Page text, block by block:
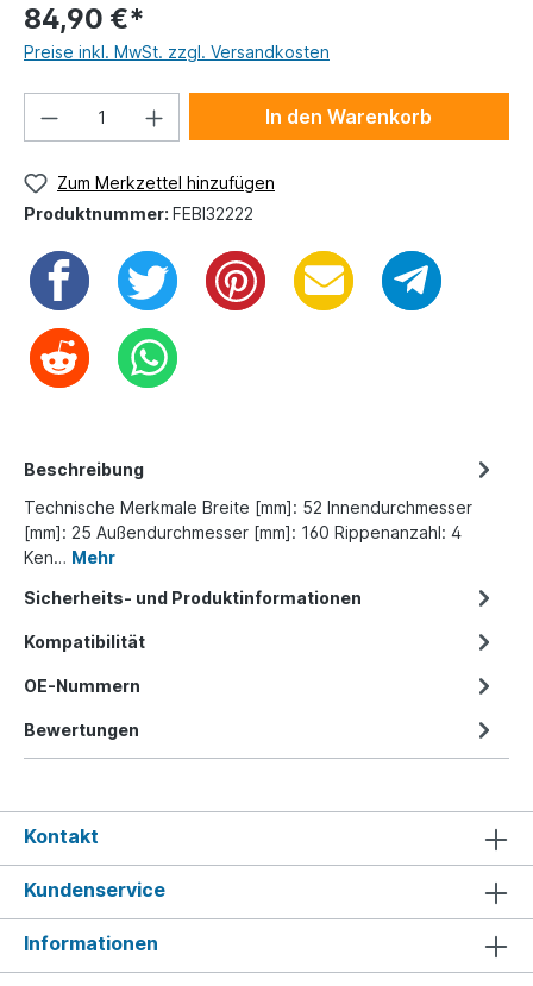
84,90 €*
Preise inkl. MwSt. zzgl. Versandkosten
In den Warenkorb
Zum Merkzettel hinzufügen
Produktnummer: FEBI32222
Beschreibung
Technische Merkmale Breite [mm]: 52 Innendurchmesser
[mm]: 25 Außendurchmesser [mm]: 160 Rippenanzahl: 4
Ken… Mehr
Sicherheits- und Produktinformationen
Kompatibilität
OE-Nummern
Bewertungen
Kontakt
Kundenservice
Informationen